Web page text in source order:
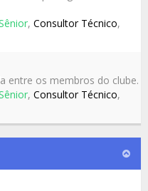
, Consultor Técnico,
entre os membros do clube.
, Consultor Técnico,